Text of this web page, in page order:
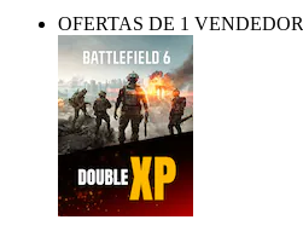
OFERTAS DE 1 VENDEDOR